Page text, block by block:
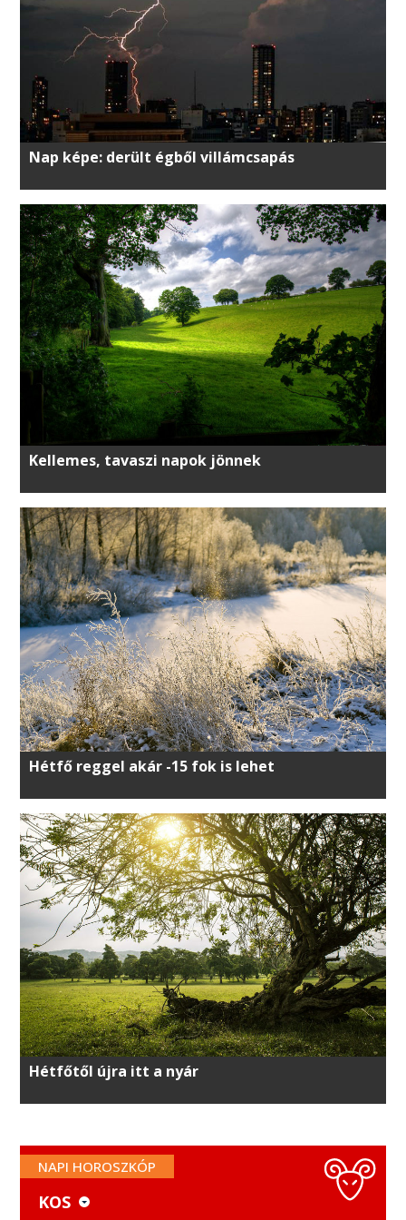
Nap képe: derült égből villámcsapás
Kellemes, tavaszi napok jönnek
Hétfő reggel akár -15 fok is lehet
Hétfőtől újra itt a nyár
NAPI HOROSZKÓP
KOS
KOS